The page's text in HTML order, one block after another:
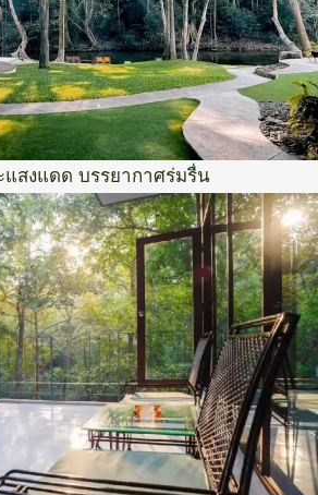
แสงแดด บรรยากาศร่มรื่น